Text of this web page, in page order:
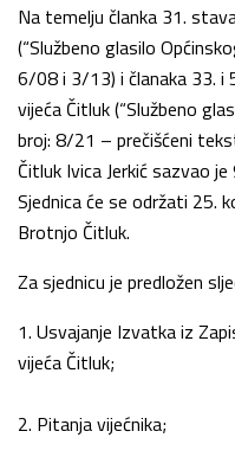
Na temelju članka 31.
(“Službeno glasilo
6/08 i 3/13) i članaka 33. i
vijeća Čitluk (“Službeno
broj: 8/21 – prečišćeni
Čitluk Ivica Jerkić sazvao
Sjednica će se održati 25.
Brotnjo Čitluk.
Za sjednicu je predložen
1. Usvajanje Izvatka iz
vijeća Čitluk;
2. Pitanja vijećnika;